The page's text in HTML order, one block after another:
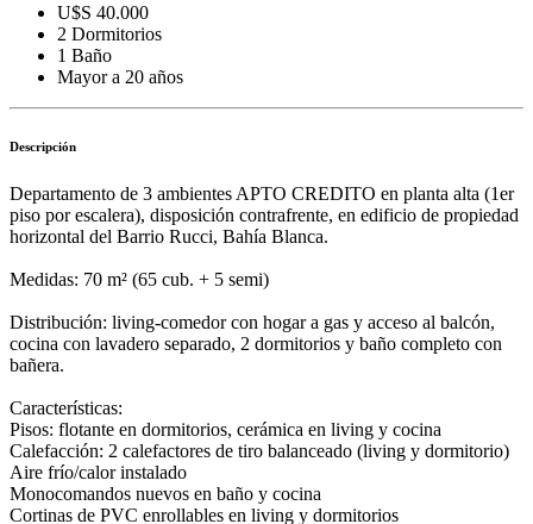
U$S 40.000
2 Dormitorios
1 Baño
Mayor a 20 años
Descripción
Departamento de 3 ambientes APTO CREDITO en planta alta (1er
piso por escalera), disposición contrafrente, en edificio de propiedad
horizontal del Barrio Rucci, Bahía Blanca.
Medidas: 70 m² (65 cub. + 5 semi)
Distribución: living-comedor con hogar a gas y acceso al balcón,
cocina con lavadero separado, 2 dormitorios y baño completo con
bañera.
Características:
Pisos: flotante en dormitorios, cerámica en living y cocina
Calefacción: 2 calefactores de tiro balanceado (living y dormitorio)
Aire frío/calor instalado
Monocomandos nuevos en baño y cocina
Cortinas de PVC enrollables en living y dormitorios